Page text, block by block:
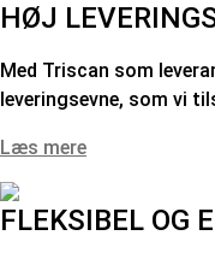
HØJ
Med Triscan som
leveringsevne, som vi
Læs mere
FLEKSIBEL OG